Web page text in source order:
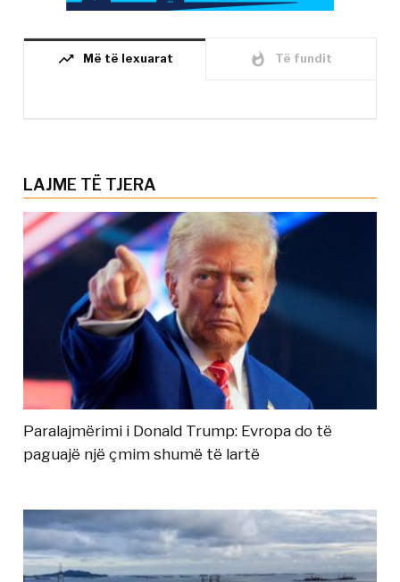
trending_up Më të lexuarat whatshot Të fundit
LAJME TË TJERA
Paralajmërimi i Donald Trump: Evropa do të
paguajë një çmim shumë të lartë